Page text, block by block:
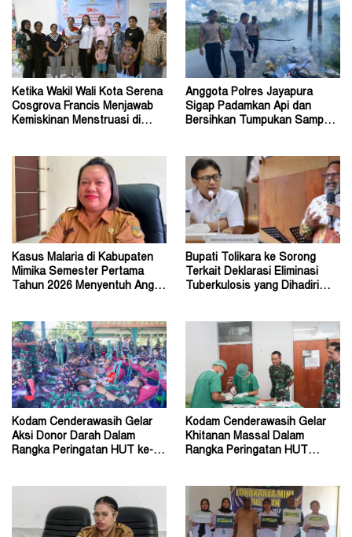
Ketika Wakil Wali Kota Serena
Cosgrova Francis Menjawab
Kemiskinan Menstruasi di
Anggota Polres Jayapura
Sigap Padamkan Api dan
Bersihkan Tumpukan Sampah
Kasus Malaria di Kabupaten
Mimika Semester Pertama
Tahun 2026 Menyentuh Angka
Bupati Tolikara ke Sorong
Terkait Deklarasi Eliminasi
Tuberkulosis yang Dihadiri
Kodam Cenderawasih Gelar
Aksi Donor Darah Dalam
Rangka Peringatan HUT ke-63
Kodam Cenderawasih Gelar
Khitanan Massal Dalam
Rangka Peringatan HUT